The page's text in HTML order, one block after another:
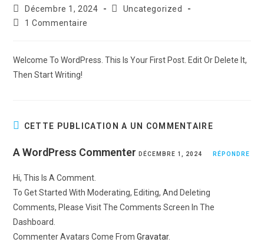
Décembre 1, 2024
Uncategorized
1 Commentaire
Welcome To WordPress. This Is Your First Post. Edit Or Delete It,
Then Start Writing!
CETTE PUBLICATION A UN COMMENTAIRE
A WordPress Commenter DÉCEMBRE 1, 2024 RÉPONDRE
Hi, This Is A Comment.
To Get Started With Moderating, Editing, And Deleting
Comments, Please Visit The Comments Screen In The
Dashboard.
Commenter Avatars Come FromGravatar.